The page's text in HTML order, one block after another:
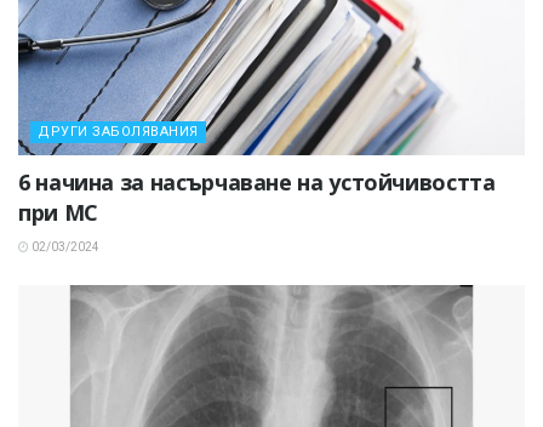
ДРУГИ ЗАБОЛЯВАНИЯ
6 начина за насърчаване на устойчивостта
при МС
02/03/2024